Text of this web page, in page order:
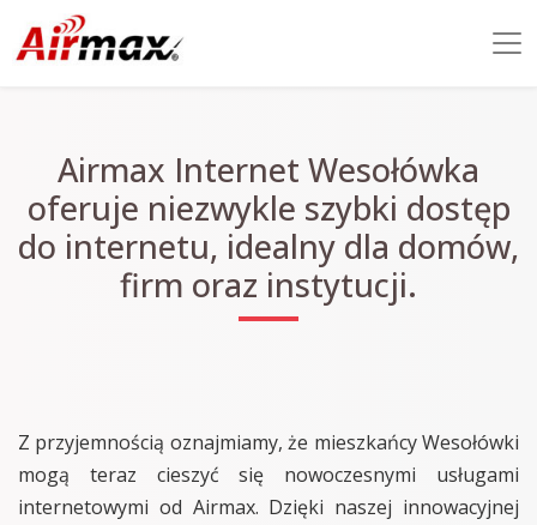
Airmax Internet Wesołówka
oferuje niezwykle szybki dostęp
do internetu, idealny dla domów,
firm oraz instytucji.
Z przyjemnością oznajmiamy, że mieszkańcy Wesołówki
mogą teraz cieszyć się nowoczesnymi usługami
internetowymi od Airmax. Dzięki naszej innowacyjnej